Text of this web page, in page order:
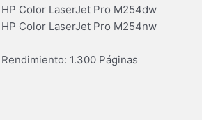
HP Color LaserJet Pro M254dw
HP Color LaserJet Pro M254nw
Rendimiento: 1.300 Páginas